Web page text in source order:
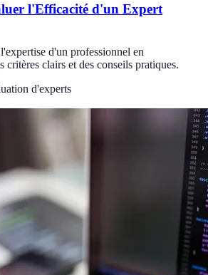
l'Efficacité d'un Expert
d'un professionnel en
critères clairs et des conseils pratiques.
d'experts